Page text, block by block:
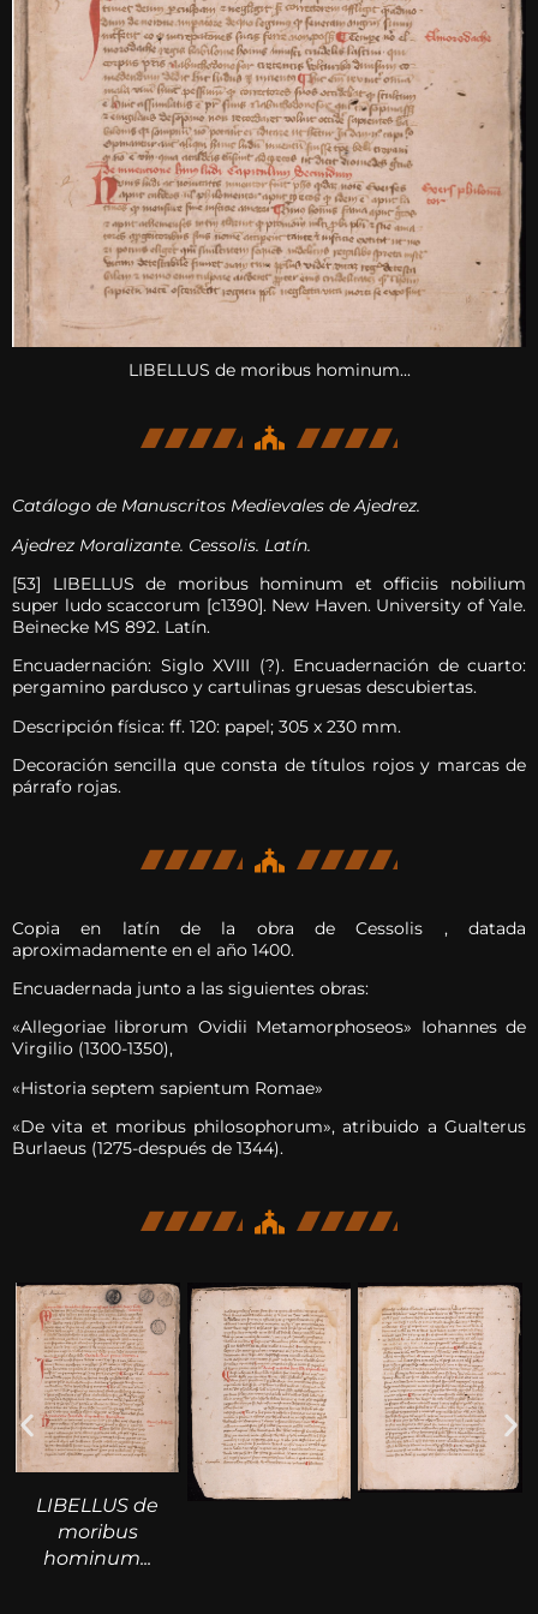
LIBELLUS de moribus hominum...
Catálogo de Manuscritos Medievales de Ajedrez.
Ajedrez Moralizante. Cessolis. Latín.
[53] LIBELLUS de moribus hominum et officiis nobilium
super ludo scaccorum [c1390]. New Haven. University of Yale.
Beinecke MS 892. Latín.
Encuadernación: Siglo XVIII (?). Encuadernación de cuarto:
pergamino pardusco y cartulinas gruesas descubiertas.
Descripción física: ff. 120: papel; 305 x 230 mm.
Decoración sencilla que consta de títulos rojos y marcas de
párrafo rojas.
Copia en latín de la obra de Cessolis , datada
aproximadamente en el año 1400.
Encuadernada junto a las siguientes obras:
«Allegoriae librorum Ovidii Metamorphoseos» Iohannes de
Virgilio (1300-1350),
«Historia septem sapientum Romae»
«De vita et moribus philosophorum», atribuido a Gualterus
Burlaeus (1275-después de 1344).
LIBELLUS de
moribus
hominum...